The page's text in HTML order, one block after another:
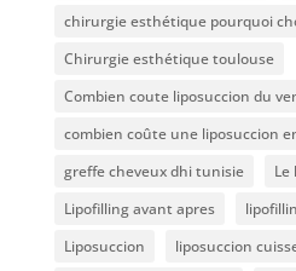
chirurgie esthétique pourquoi
Chirurgie esthétique toulouse
Combien coute liposuccion du
combien coûte une liposuccion
greffe cheveux dhi tunisie
Le
Lipofilling avant apres
Liposuccion
liposuccion